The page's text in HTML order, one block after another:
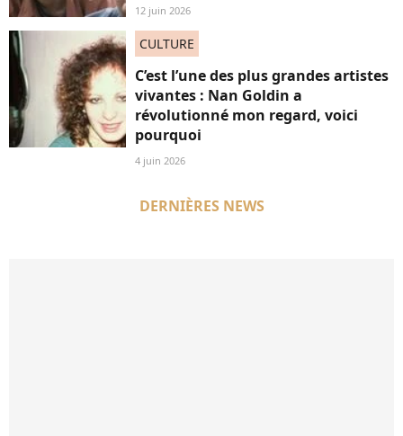
12 juin 2026
CULTURE
C’est l’une des plus grandes artistes
vivantes : Nan Goldin a
révolutionné mon regard, voici
pourquoi
4 juin 2026
DERNIÈRES NEWS